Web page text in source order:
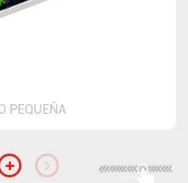
PEQUEÑA